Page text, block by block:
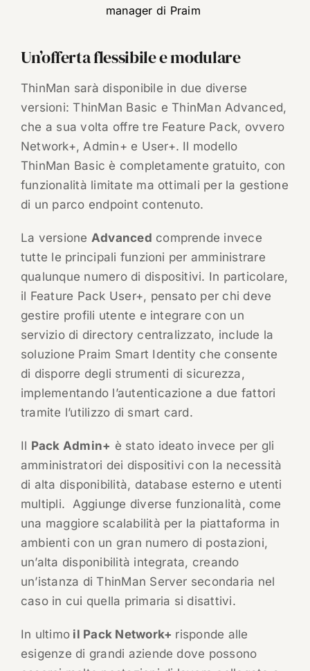
manager di Praim
Un’offerta flessibile e modulare
ThinMan sarà disponibile in due diverse
versioni: ThinMan Basic e ThinMan Advanced,
che a sua volta offre tre Feature Pack, ovvero
Network+, Admin+ e User+. Il modello
ThinMan Basic è completamente gratuito, con
funzionalità limitate ma ottimali per la gestione
di un parco endpoint contenuto.
La versione Advanced comprende invece
tutte le principali funzioni per amministrare
qualunque numero di dispositivi. In particolare,
il Feature Pack User+, pensato per chi deve
gestire profili utente e integrare con un
servizio di directory centralizzato, include la
soluzione Praim Smart Identity che consente
di disporre degli strumenti di sicurezza,
implementando l’autenticazione a due fattori
tramite l’utilizzo di smart card.
Il Pack Admin+ è stato ideato invece per gli
amministratori dei dispositivi con la necessità
di alta disponibilità, database esterno e utenti
multipli. Aggiunge diverse funzionalità, come
una maggiore scalabilità per la piattaforma in
ambienti con un gran numero di postazioni,
un’alta disponibilità integrata, creando
un’istanza di ThinMan Server secondaria nel
caso in cui quella primaria si disattivi.
In ultimo il Pack Network+ risponde alle
esigenze di grandi aziende dove possono